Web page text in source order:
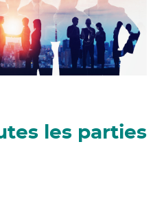
les parties